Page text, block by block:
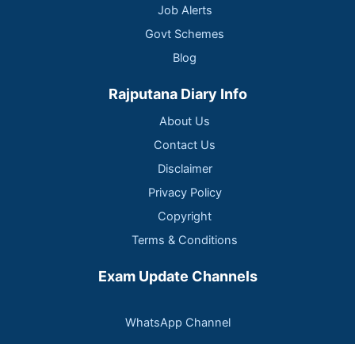
Job Alerts
Govt Schemes
Blog
Rajputana Diary Info
About Us
Contact Us
Disclaimer
Privacy Policy
Copyright
Terms & Conditions
Exam Update Channels
WhatsApp Channel